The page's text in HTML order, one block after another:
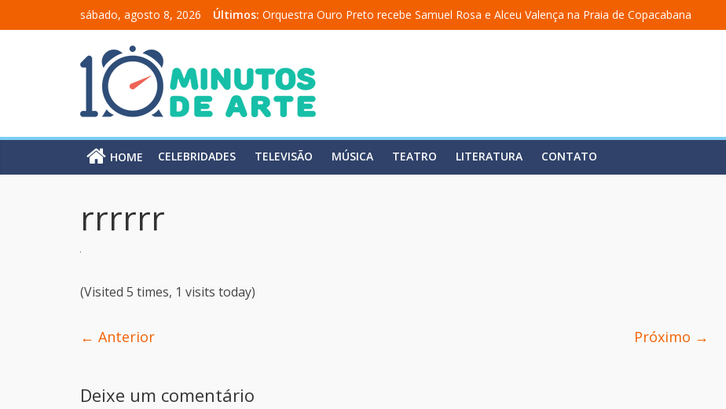
sábado, agosto 8, 2026 Últimos: Orquestra Ouro Preto recebe Samuel Rosa e Alceu Valença na Praia de Copacabana
“Comunicado a uma academia” ganha nova temporada na Fundição Progresso
Mônica Salmaso lança álbum em homenagem a Elizeth Cardoso
Carolina Chalita estreia o solo “Eu matei a Sherazade – Confissões De Uma Árabe Em Fúria”
HOME CELEBRIDADES TELEVISÃO MÚSICA TEATRO LITERATURA CONTATO
rrrrrr
(Visited 5 times, 1 visits today)
← Anterior Próximo →
Deixe um comentário